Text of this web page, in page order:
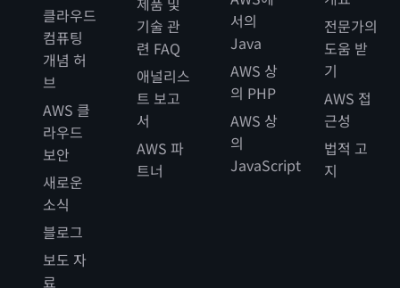
클라우드
컴퓨팅
개념 허
브
AWS 클
라우드
보안
새로운
소식
블로그
보도 자
료
기술 관
련 FAQ
애널리스
트 보고
서
AWS 파
트너
서의
Java
AWS 상
의 PHP
AWS 상
의
JavaScript
전문가의
도움 받
기
AWS 접
근성
법적 고
지